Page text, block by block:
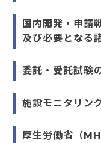
国内開発・申請
及び必要となる
委託・受託試験
施設モニタリン
厚生労働省（